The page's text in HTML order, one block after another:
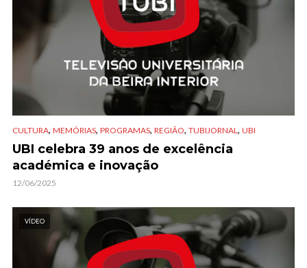
CULTURA, MEMÓRIAS, PROGRAMAS, REGIÃO, TUBIJORNAL, UBI
UBI celebra 39 anos de excelência
académica e inovação
12/06/2025
VÍDEO